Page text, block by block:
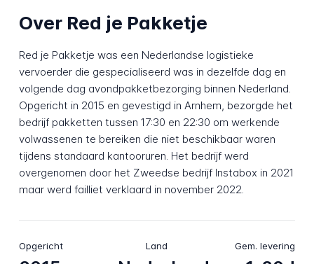
Over Red je Pakketje
Red je Pakketje was een Nederlandse logistieke
vervoerder die gespecialiseerd was in dezelfde dag en
volgende dag avondpakketbezorging binnen Nederland.
Opgericht in 2015 en gevestigd in Arnhem, bezorgde het
bedrijf pakketten tussen 17:30 en 22:30 om werkende
volwassenen te bereiken die niet beschikbaar waren
tijdens standaard kantooruren. Het bedrijf werd
overgenomen door het Zweedse bedrijf Instabox in 2021
maar werd failliet verklaard in november 2022.
Opgericht Land Gem. levering